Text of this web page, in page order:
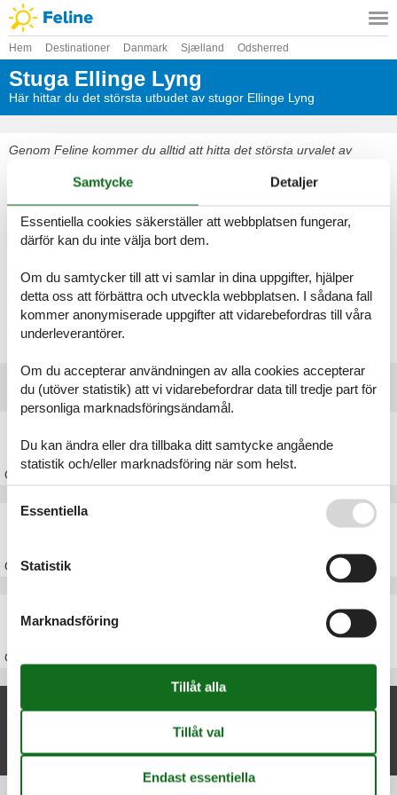
Hem Destinationer Danmark Sjælland Odsherred
Stuga Ellinge Lyng
Här hittar du det största utbudet av stugor Ellinge Lyng
Genom Feline kommer du alltid att hitta det största urvalet av
nätet eller kontakta oss om du har frågor.
Välj bland 214 stugor
en vacker stuga Ellinge Lyng
Välj bland 214 stugor
Huvudtoppartiklar
Om
Stuga Sjælland
OmSjælland
Om
Nya artiklar om Ellinge Lyng
Visa lista
Samtycke Detaljer
Essentiella cookies säkerställer att webbplatsen fungerar,
därför kan du inte välja bort dem.
Om du samtycker till att vi samlar in dina uppgifter, hjälper
detta oss att förbättra och utveckla webbplatsen. I sådana fall
kommer anonymiserade uppgifter att vidarebefordras till våra
underleverantörer.
Om du accepterar användningen av alla cookies accepterar
du (utöver statistik) att vi vidarebefordrar data till tredje part för
personliga marknadsföringsändamål.
Du kan ändra eller dra tillbaka ditt samtycke angående
statistik och/eller marknadsföring när som helst.
Essentiella
Statistik
Marknadsföring